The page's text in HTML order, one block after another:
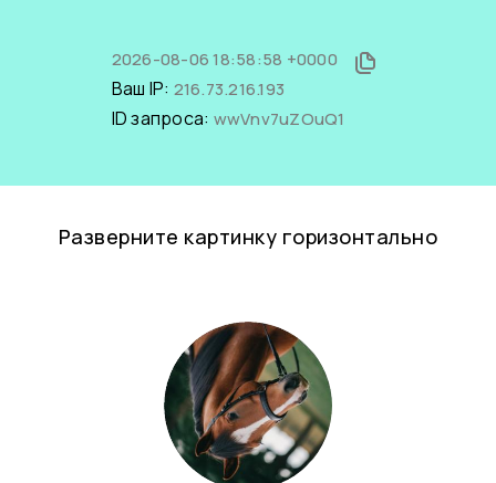
2026-08-06 18:58:58 +0000
Ваш IP: 216.73.216.193
ID запроса: wwVnv7uZOuQ1
Разверните картинку горизонтально